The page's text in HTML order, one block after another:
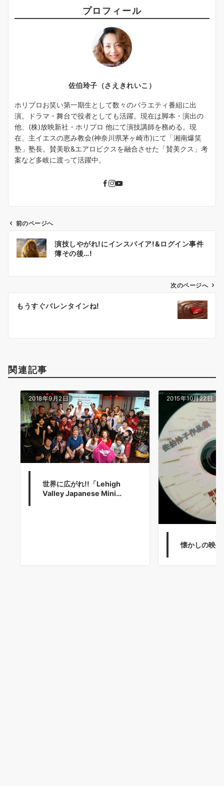
プロフィール
佐伯玲子（さえきれいこ）
ホリプロお笑い第一期生として数々のバラエティ番組に出
演。ドラマ・舞台で役者としても活躍。現在は脚本・演出の
他、(株)放映新社・ホリプロ 他にて演技講師を務める。現
在、主イエスの恵み教会(神奈川県茅ヶ崎市)にて「湘南爆笑
塾」塾長。賛美歌&エアロビクスを融合させた「賛美クス」考
案など多岐に渡って活躍中。
ビ
ン
前のページへ
演技しやがれ!にインスパイア!&ログイン事件
簿その後…!
次のページへ
もうすぐバレンタインね!
関連記事
2018年9月2日
世界に広がれ!!「Lehigh
Valley Japanese Mini…
2015年10月22日
懐かしの映